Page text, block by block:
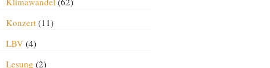
Konzert(11)
LBV(4)
Lesung (2)